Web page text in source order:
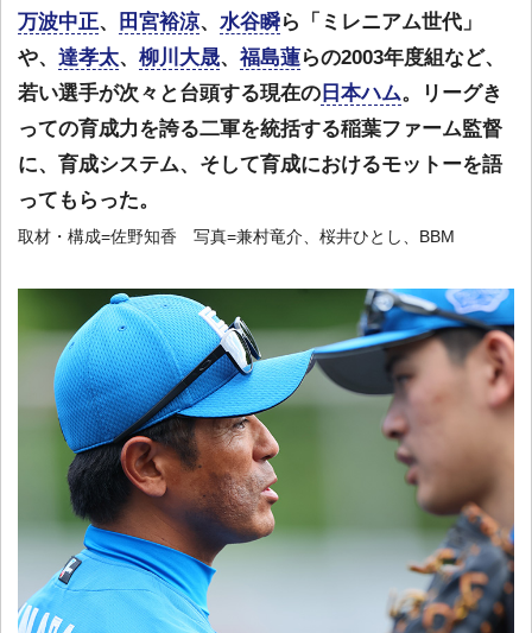
万波中正、 田宮裕涼、 水谷瞬ら「ミレニアム世代」
や、 達孝太、 柳川大晟、福島蓮らの2003年度組など、
若い選手が次々と台頭する現在の 日本ハム。リーグき
っての育成力を誇る二軍を統括する稲葉ファーム監督
に、育成システム、そして育成におけるモットーを語
ってもらった。
取材・構成=佐野知香 写真=兼村竜介、桜井ひとし、BBM